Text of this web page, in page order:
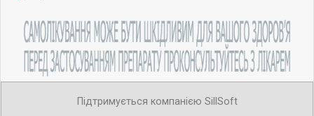
Підтримується компанією SillSoft